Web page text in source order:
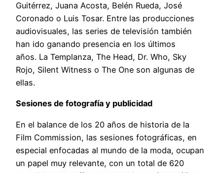
Guitérrez, Juana Acosta, Belén Rueda, José
Coronado o Luis Tosar. Entre las producciones
audiovisuales, las series de televisión también
han ido ganando presencia en los últimos
años. La Templanza, The Head, Dr. Who, Sky
Rojo, Silent Witness o The One son algunas de
ellas.
Sesiones de fotografía y publicidad
En el balance de los 20 años de historia de la
Film Commission, las sesiones fotográficas, en
especial enfocadas al mundo de la moda, ocupan
un papel muy relevante, con un total de 620